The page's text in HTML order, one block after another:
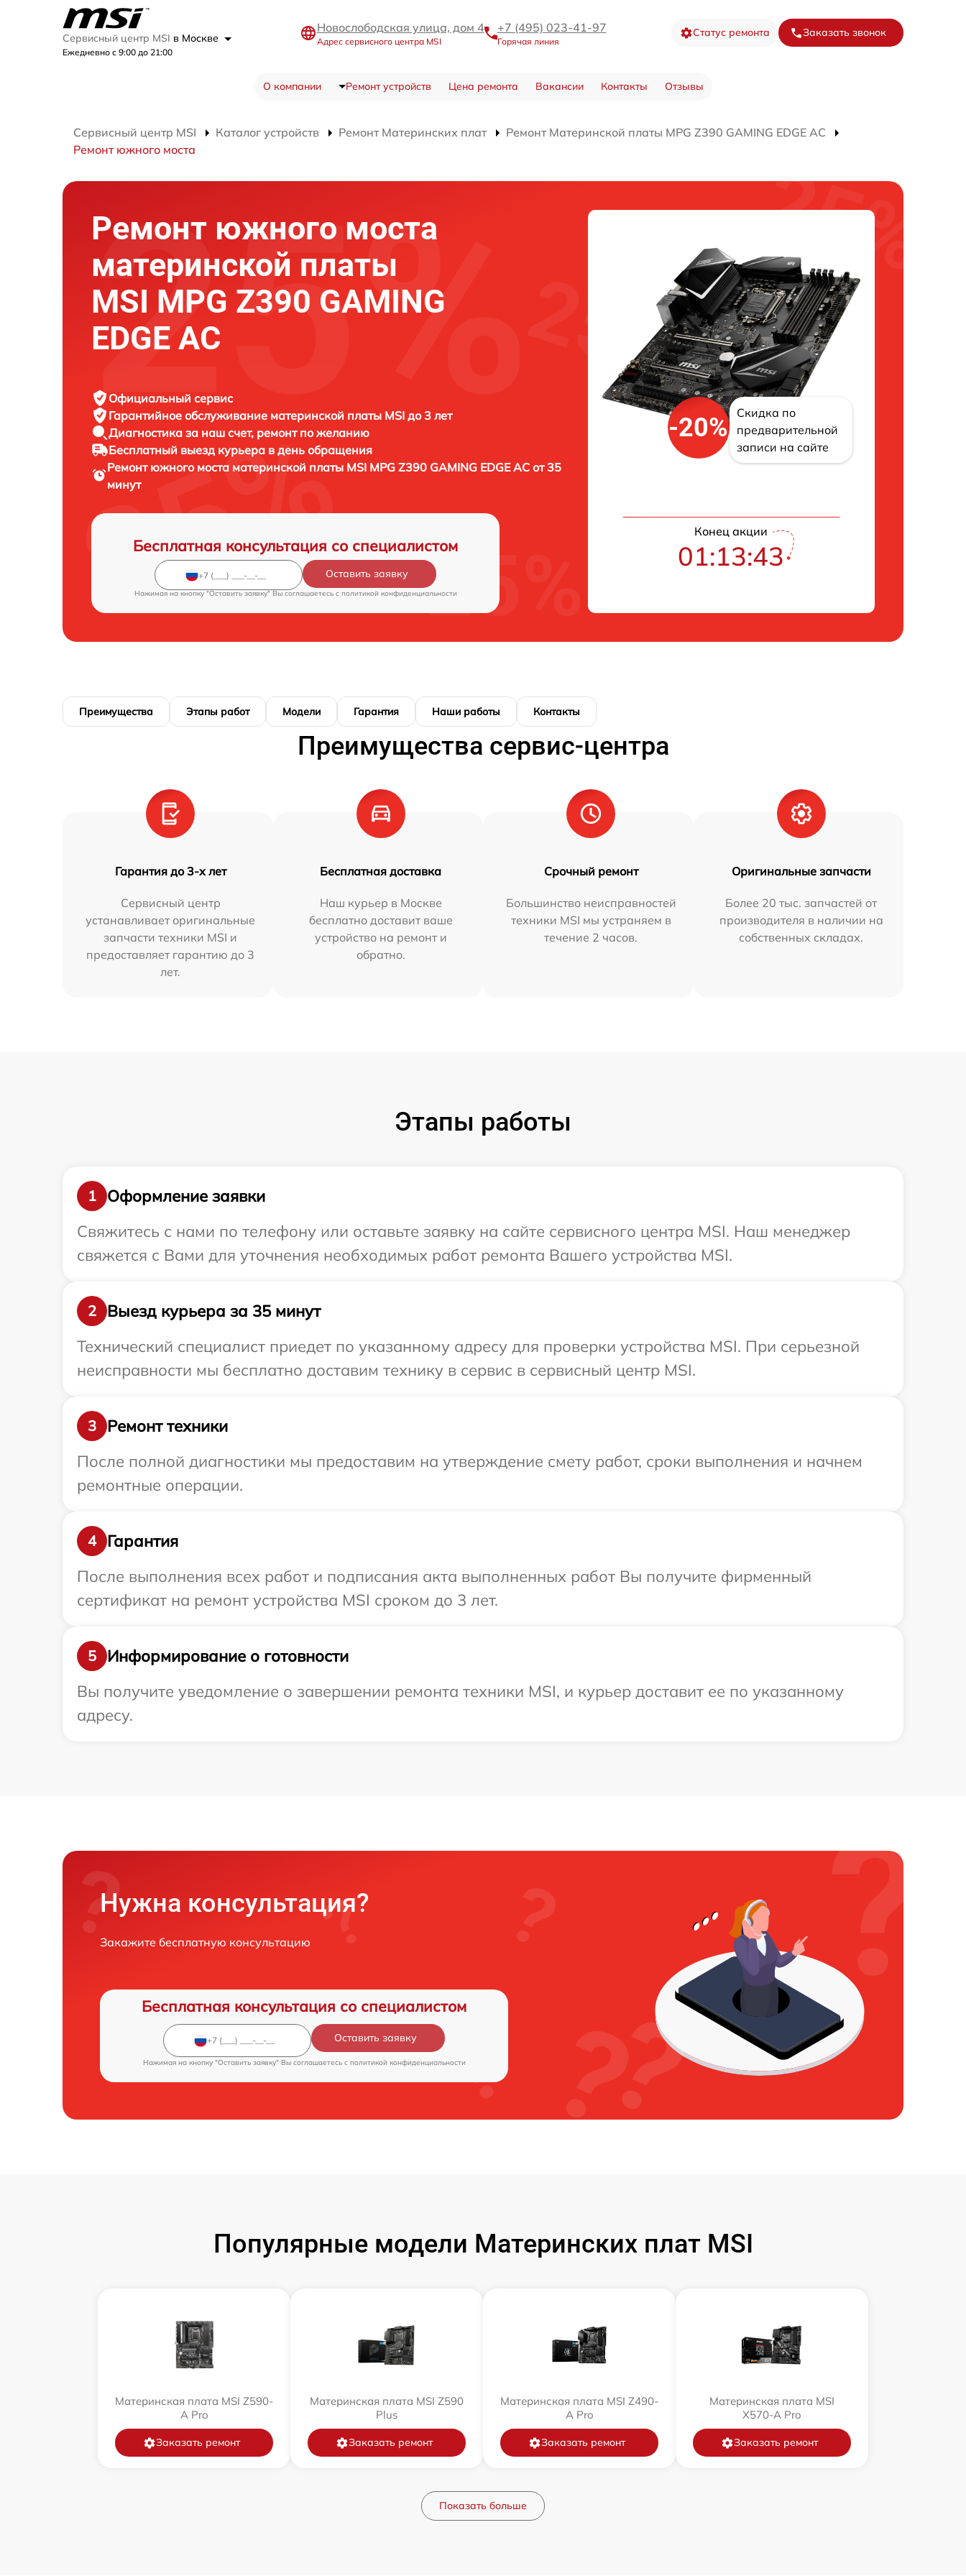
Сервисный центр MSI в Москве
Ежедневно с 9:00 до 21:00
Новослободская улица, дом 4
Адрес сервисного центра MSI
+7 (495) 023-41-97
Горячая линия
Статус ремонта Заказать звонок
О компании Ремонт устройств Цена ремонта Вакансии Контакты Отзывы
Сервисный центр MSI Каталог устройств Ремонт Материнских плат
Ремонт Материнской платы MPG Z390 GAMING EDGE AC
Ремонт южного моста
Ремонт южного моста
материнской платы
MSI MPG Z390 GAMING
EDGE AC
Официальный сервис
Гарантийное обслуживание материнской платы MSI до 3 лет
Диагностика за наш счет, ремонт по желанию
Бесплатный выезд курьера в день обращения
Ремонт южного моста материнской платы MSI MPG Z390 GAMING EDGE AC от 35
минут
Бесплатная консультация со специалистом
Оставить заявку
Нажимая на кнопку "Оставить заявку" Вы соглашаетесь c политикой конфиденциальности
-20%
Скидка по
предварительной
записи на сайте
Конец акции
01:13:42
Преимущества Этапы работ Модели Гарантия Наши работы Контакты
Преимущества сервис-центра
Гарантия до 3-х лет
Сервисный центр
устанавливает оригинальные
запчасти техники MSI и
предоставляет гарантию до 3
лет.
Бесплатная доставка
Наш курьер в Москве
бесплатно доставит ваше
устройство на ремонт и
обратно.
Срочный ремонт
Большинство неисправностей
техники MSI мы устраняем в
течение 2 часов.
Оригинальные запчасти
Более 20 тыс. запчастей от
производителя в наличии на
собственных складах.
Этапы работы
1
Оформление заявки
Свяжитесь с нами по телефону или оставьте заявку на сайте сервисного центра MSI. Наш менеджер
свяжется с Вами для уточнения необходимых работ ремонта Вашего устройства MSI.
2
Выезд курьера за 35 минут
Технический специалист приедет по указанному адресу для проверки устройства MSI. При серьезной
неисправности мы бесплатно доставим технику в сервис в сервисный центр MSI.
3
Ремонт техники
После полной диагностики мы предоставим на утверждение смету работ, сроки выполнения и начнем
ремонтные операции.
4
Гарантия
После выполнения всех работ и подписания акта выполненных работ Вы получите фирменный
сертификат на ремонт устройства MSI сроком до 3 лет.
5
Информирование о готовности
Вы получите уведомление о завершении ремонта техники MSI, и курьер доставит ее по указанному
адресу.
Нужна консультация?
Закажите бесплатную консультацию
Бесплатная консультация со специалистом
Оставить заявку
Нажимая на кнопку "Оставить заявку" Вы соглашаетесь c политикой конфиденциальности
Популярные модели Материнских плат MSI
Материнская плата MSI Z590-
A Pro
Заказать ремонт
Материнская плата MSI Z590
Plus
Заказать ремонт
Материнская плата MSI Z490-
A Pro
Заказать ремонт
Материнская плата MSI
X570-A Pro
Заказать ремонт
Показать больше